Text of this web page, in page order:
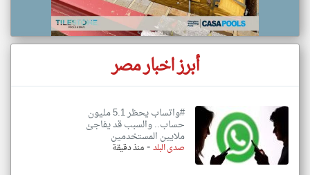
أبرز اخبار مصر
#واتساب يحظر 5.1 مليون
حساب.. والسبب قد يفاجئ
ملايين المستخدمين
صدى البلد-منذ دقيقة